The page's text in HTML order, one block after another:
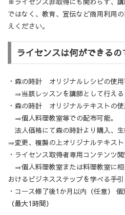
ではなく、教育、宣伝など商用利用
えください。
ライセンスは何ができるの
・森の時計 オリジナルレシピの使
⇒当該レッスンを講師として行える
・森の時計 オリジナルテキストの
⇒個人料理教室等での配布可能。
法人価格にて森の時計より購入、
⇒変更、複製の上オリジナルテキス
・ライセンス取得者専用コンテンツ
⇒個人料理教室または料理教室に
おけるビジネスステップを学べる手
・コース修了後1か月以内（任意）
（最大1時間）